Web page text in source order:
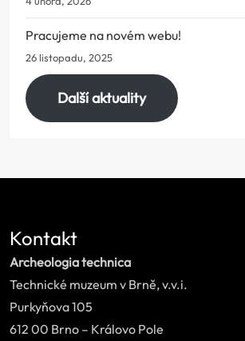
Pracujeme na novém webu!
26 listopadu, 2025
Další aktuality
Kontakt
Archeologia technica
Technické muzeum v Brně, v.v.i.
Purkyňova 105
612 00 Brno – Královo Pole